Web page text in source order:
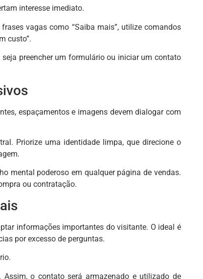
interesse imediato.
vagas como “Saiba mais”, utilize comandos
custo”.
preencher um formulário ou iniciar um contato
espaçamentos e imagens devem dialogar com
Priorize uma identidade limpa, que direcione o
mental poderoso em qualquer página de vendas.
ou contratação.
informações importantes do visitante. O ideal é
por excesso de perguntas.
Assim, o contato será armazenado e utilizado de